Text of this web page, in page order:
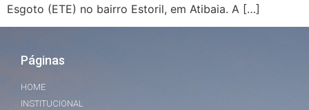
Esgoto (ETE) no bairro Estoril, em Atibaia. A […]
Páginas
HOME
INSTITUCIONAL